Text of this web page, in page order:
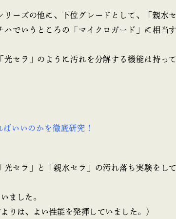
ーズの他に、下位グレードとして、「親水セ
ハでいうところの「マイクロガード」に相当
セラ」のように汚れを分解する機能は持っ
セラ」と「親水セラ」の汚れ落ち実験をし
ました。
りは、よい性能を発揮していました。）